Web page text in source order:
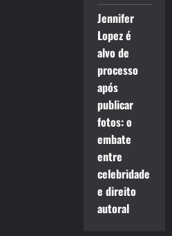
Jennifer
Lopez é
alvo de
processo
após
publicar
fotos: o
embate
entre
celebridade
e direito
autoral